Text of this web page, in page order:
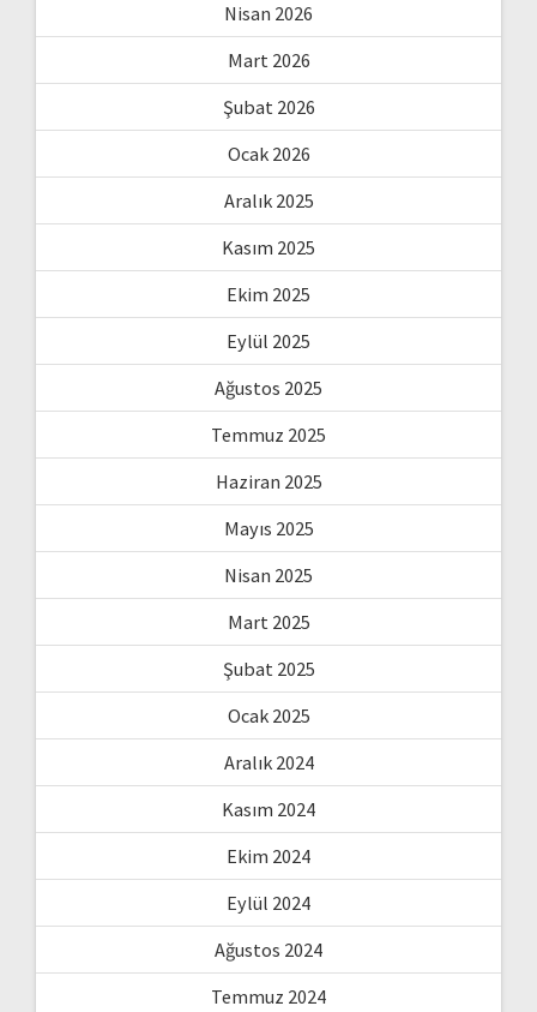
Nisan 2026
Mart 2026
Şubat 2026
Ocak 2026
Aralık 2025
Kasım 2025
Ekim 2025
Eylül 2025
Ağustos 2025
Temmuz 2025
Haziran 2025
Mayıs 2025
Nisan 2025
Mart 2025
Şubat 2025
Ocak 2025
Aralık 2024
Kasım 2024
Ekim 2024
Eylül 2024
Ağustos 2024
Temmuz 2024